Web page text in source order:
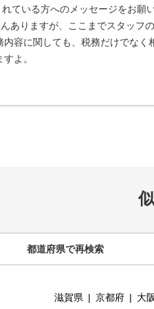
ている方へのメッセージをお願い
ありますが、ここまでスタッフ
内容に関しても、税務だけでな
よ。
都道府県で再検索
滋賀県 京都府 大